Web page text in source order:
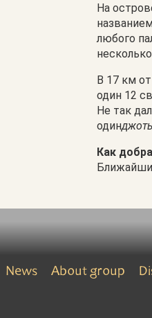
На
любого
В 17 км
один 12
Не так
один
Как
News About group